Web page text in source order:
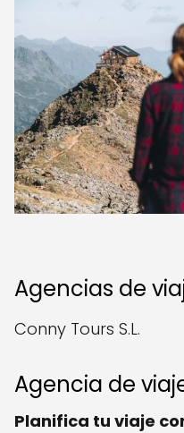
Agencias de
Conny Tours S.L.
Agencia de
Planifica tu viaje